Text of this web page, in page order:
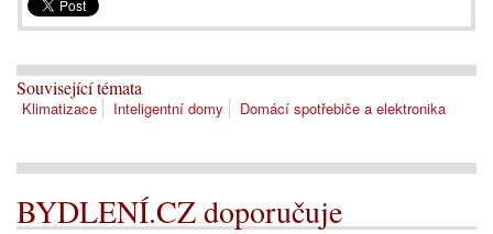
Související témata
Klimatizace Inteligentní domy Domácí spotřebiče a elektronika
BYDLENÍ.CZ doporučuje